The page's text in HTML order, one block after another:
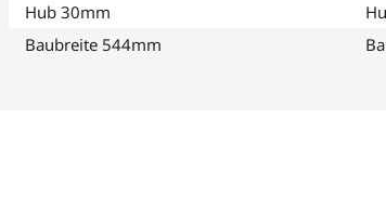
Hub 30mm
Baubreite 544mm